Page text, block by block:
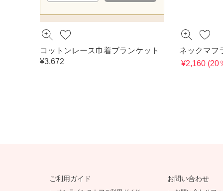
コットンレース巾着ブランケット
¥3,672
ネックマフ
¥2,160 (20
ご利用ガイド お問い合わせ